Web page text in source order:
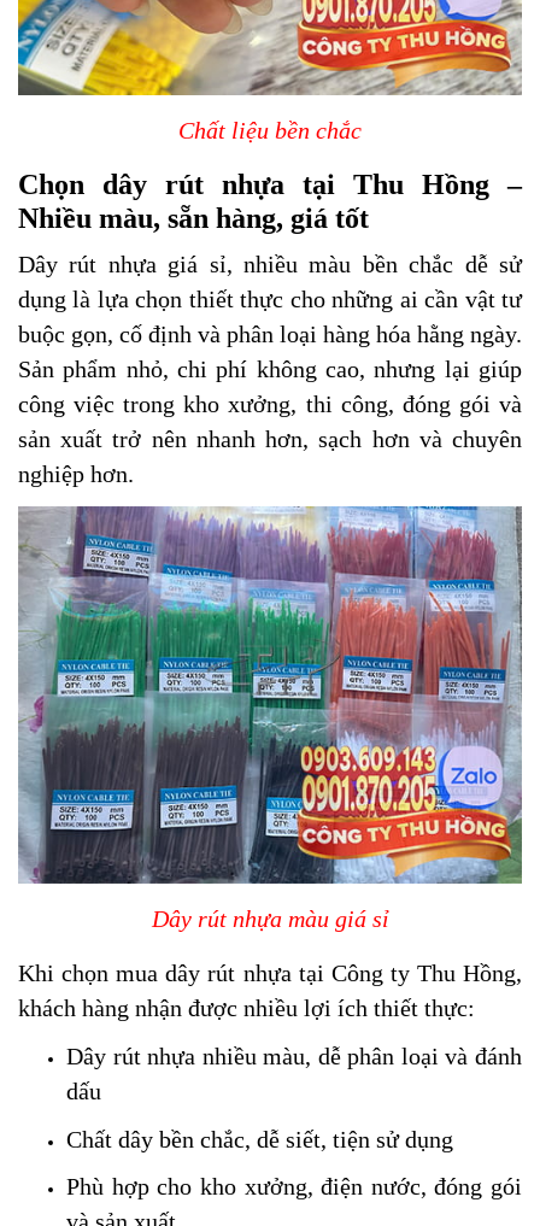
Chất liệu bền chắc
Chọn dây rút nhựa tại Thu Hồng –
Nhiều màu, sẵn hàng, giá tốt
Dây rút nhựa giá sỉ, nhiều màu bền chắc dễ sử
dụng là lựa chọn thiết thực cho những ai cần vật tư
buộc gọn, cố định và phân loại hàng hóa hằng ngày.
Sản phẩm nhỏ, chi phí không cao, nhưng lại giúp
công việc trong kho xưởng, thi công, đóng gói và
sản xuất trở nên nhanh hơn, sạch hơn và chuyên
nghiệp hơn.
Dây rút nhựa màu giá sỉ
Khi chọn mua dây rút nhựa tại Công ty Thu Hồng,
khách hàng nhận được nhiều lợi ích thiết thực:
Dây rút nhựa nhiều màu, dễ phân loại và đánh
dấu
Chất dây bền chắc, dễ siết, tiện sử dụng
Phù hợp cho kho xưởng, điện nước, đóng gói